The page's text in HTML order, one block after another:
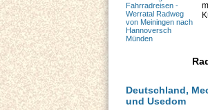
Deutschland,
und Usedom